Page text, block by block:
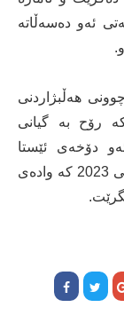
ئەو دەسەڵاتە
هەڵبژاردنی
رۆح بە گیانی
دۆخەی ئێستا
تورکیای تێدایە بتوانێت تاوەکو حوزەیرانی ساڵی 2023 کە وادەی